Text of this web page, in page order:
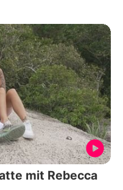
mit Rebecca